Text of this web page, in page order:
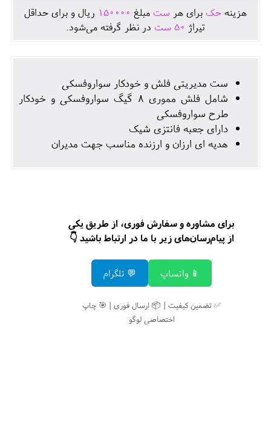
هزينه حک برای هر ست مبلغ 150000 ريال و برای حداقل
تيراژ 50 ست در نظر گرفته می‌شود.
ست مدیریتی فلش و خودکار سواروفسکی
شامل فلش مموری 8 گیگ سواروفسکی و خودکار
طرح سواروفسکی
دارای جعبه فانتزی شیک
هدیه ای ارزان و ارزنده مناسب جهت مدیران
برای مشاوره و سفارش فوری، از طریق یکی
از پیام‌رسان‌های زیر با ما در ارتباط باشید 👇
📱 واتساپ 💬 تلگرام
✅ تضمین کیفیت | 📦 ارسال فوری | 🎯 چاپ
اختصاصی لوگو